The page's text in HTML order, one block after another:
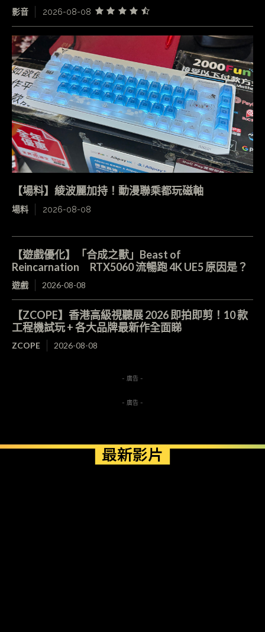
影音 2026-08-08
【場料】綾波麗加持！動漫聯乘都玩磁軸
場料 2026-08-08
【遊戲優化】「合成之獸」Beast of
Reincarnation RTX5060 流暢跑 4K UE5 原因是？
遊戲 2026-08-08
【ZCOPE】香港高級視聽展 2026 即拍即剪！10 款
工程機試玩 + 各大品牌最新作全面睇
ZCOPE 2026-08-08
- 廣告 -
- 廣告 -
最新影片